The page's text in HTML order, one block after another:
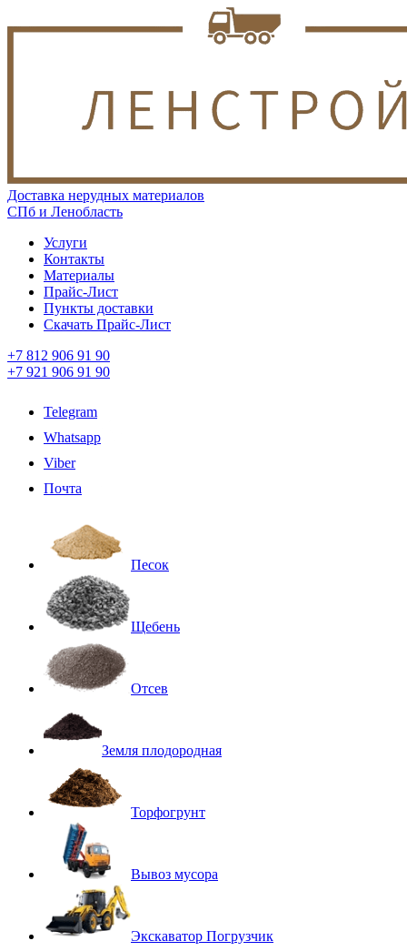
Доставка нерудных материалов
СПб и Ленобласть
Услуги
Контакты
Материалы
Прайс-Лист
Пункты доставки
Скачать Прайс-Лист
+7 812 906 91 90
+7 921 906 91 90
Telegram
Whatsapp
Viber
Почта
Песок
Щебень
Отсев
Земля плодородная
Торфогрунт
Вывоз мусора
Экскаватор Погрузчик